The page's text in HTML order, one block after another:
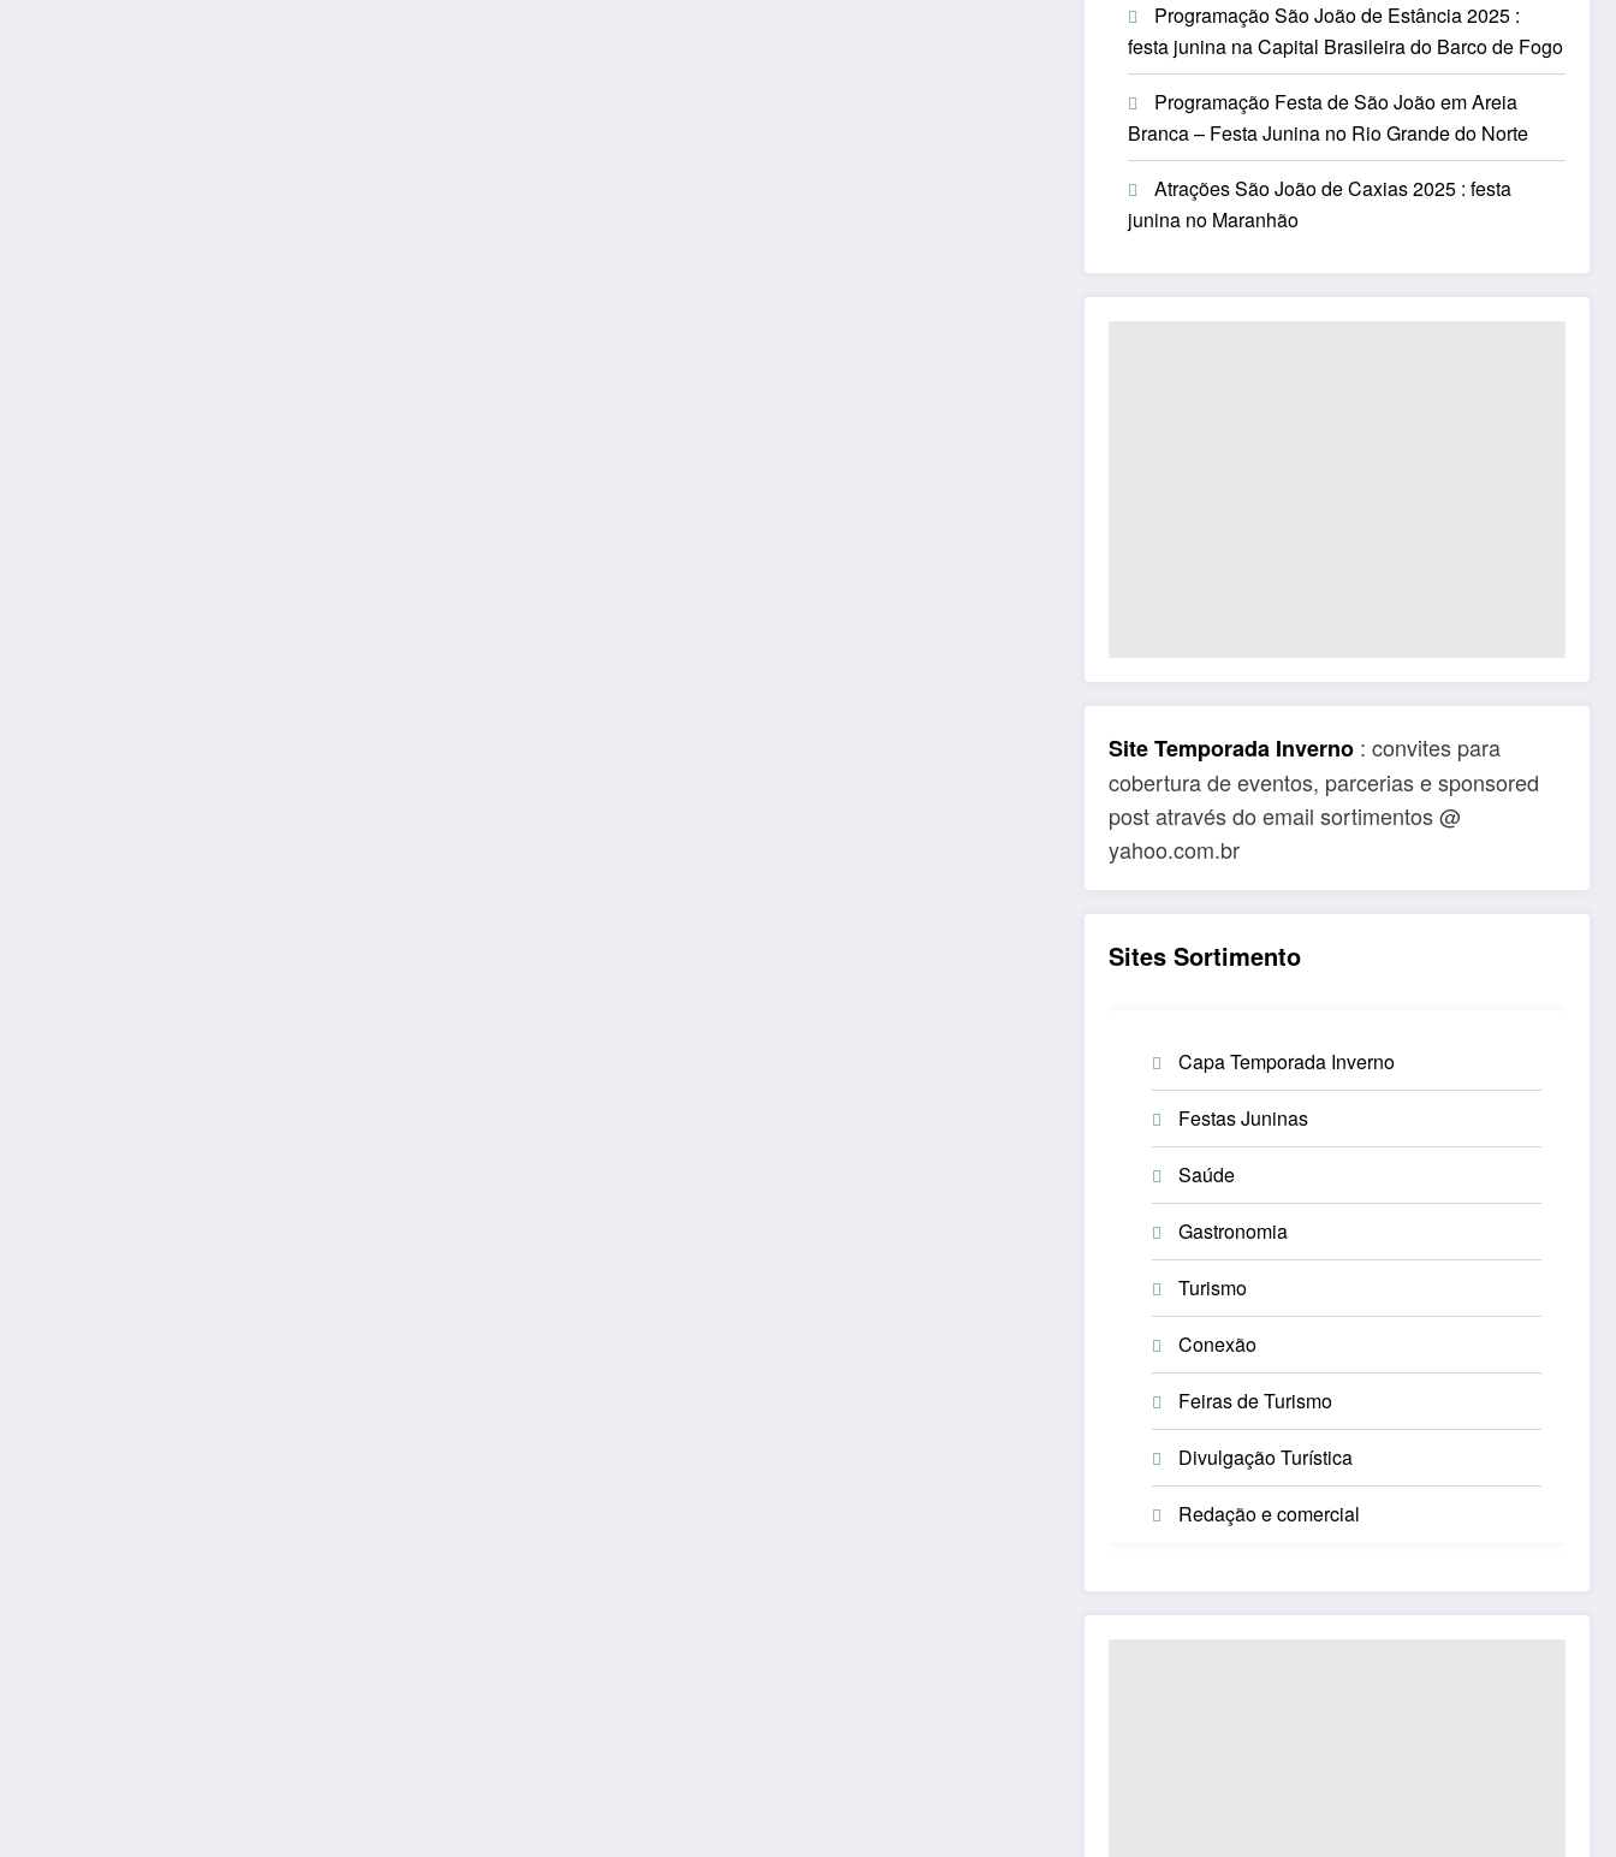
Programação São João de Estância 2025 :
festa junina na Capital Brasileira do Barco de Fogo
Programação Festa de São João em Areia
Branca – Festa Junina no Rio Grande do Norte
Atrações São João de Caxias 2025 : festa
junina no Maranhão
Site Temporada Inverno : convites para
cobertura de eventos, parcerias e sponsored
post através do email sortimentos @
yahoo.com.br
Sites Sortimento
Capa Temporada Inverno
Festas Juninas
Saúde
Gastronomia
Turismo
Conexão
Feiras de Turismo
Divulgação Turística
Redação e comercial